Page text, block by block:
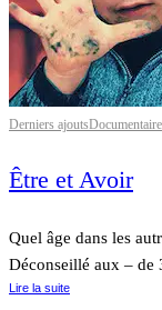
Derniers ajoutsDocumentaire
Être et Avoir
Quel âge dans les
Déconseillé aux – de
Lire la suite